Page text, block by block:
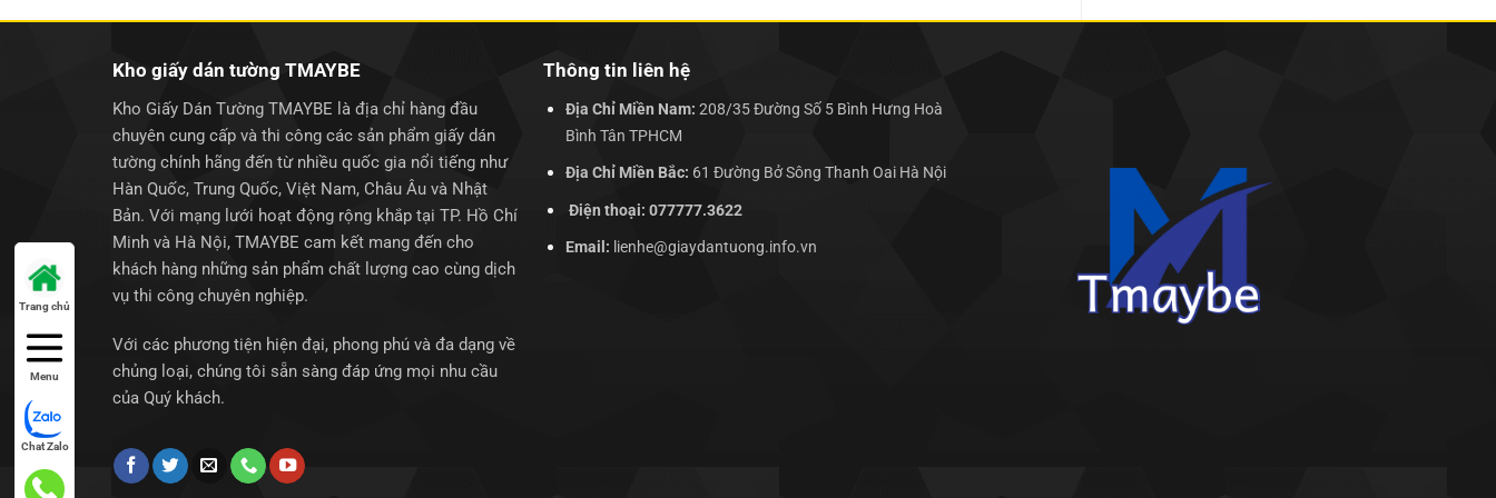
Kho giấy dán tường TMAYBE
Kho Giấy Dán Tường TMAYBE là địa chỉ hàng đầu
chuyên cung cấp và thi công các sản phẩm giấy dán
tường chính hãng đến từ nhiều quốc gia nổi tiếng như
Hàn Quốc, Trung Quốc, Việt Nam, Châu Âu và Nhật
Bản. Với mạng lưới hoạt động rộng khắp tại TP. Hồ Chí
Minh và Hà Nội, TMAYBE cam kết mang đến cho
khách hàng những sản phẩm chất lượng cao cùng dịch
vụ thi công chuyên nghiệp.
Với các phương tiện hiện đại, phong phú và đa dạng về
chủng loại, chúng tôi sẵn sàng đáp ứng mọi nhu cầu
của Quý khách.
Thông tin liên hệ
Địa Chỉ Miền Nam: 208/35 Đường Số 5 Bình Hưng Hoà
Bình Tân TPHCM
Địa Chỉ Miền Bắc: 61 Đường Bở Sông Thanh Oai Hà Nội
Điện thoại: 077777.3622
Email: lienhe@giaydantuong.info.vn
Trang chủ
Menu
Chat Zalo